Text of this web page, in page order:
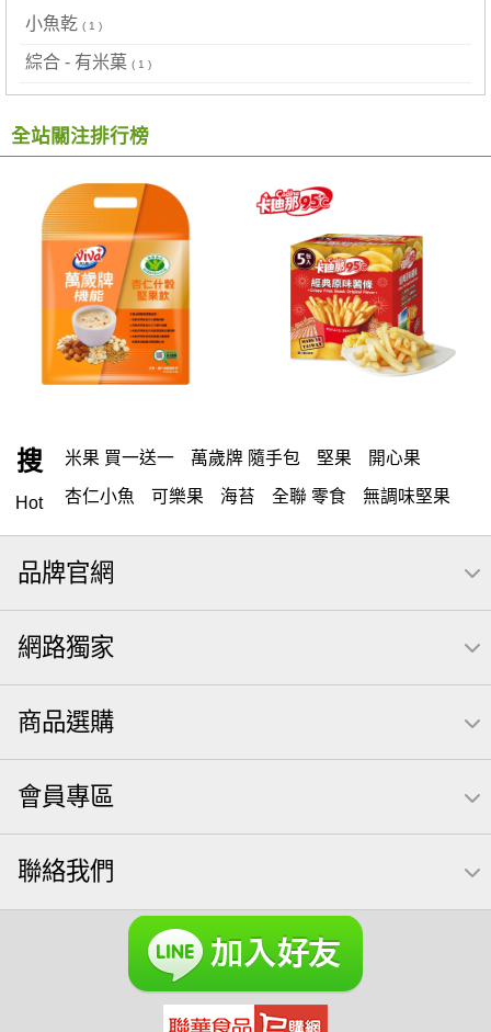
小魚乾 ( 1 )
綜合 - 有米菓 ( 1 )
全站關注排行榜
搜
Hot
米果 買一送一 萬歲牌 隨手包 堅果 開心果
杏仁小魚 可樂果 海苔 全聯 零食 無調味堅果
無調味 全聯 禮盒 全聯 素食 堅穀力 綜合纖果
米果 薯條
全聯 拜拜 飲 桶裝堅果 元本山 可樂
三角壽司海苔
高蛋白 起司 荷卡 三角 萬歲開心果 減糖日記
隨手包
芋頭 禮盒 素食 杏仁 芥末 可樂果 小魚干
萬歲牌 米果 果乾
綜合堅果
元氣什穀堅果飲 烘焙 萬歲牌 堅果小包裝活力堅果
海苔 芥末味 無加糖 萬歲牌 蔓越莓
開心果 萬歲牌 全聯 堅果 萬歲牌小魚
品牌官網
網路獨家
商品選購
會員專區
聯絡我們